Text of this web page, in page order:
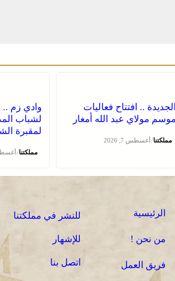
الجديدة .. افتتاح فعاليات
موسم مولاي عبد الله أمغار
مملكتنا/أغسطس 7, 2026
وادي زم ..
لشباب
لمقبرة
مملكتنا/أغسطس
الرئيسية
من نحن !
فريق العمل
للنشر في مملكتنا
للإشهار
اتصل بنا